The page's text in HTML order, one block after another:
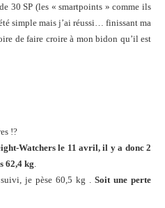
30 SP (les « smartpoints » comme ils
simple mais j’ai réussi… finissant ma
de faire croire à mon bidon qu’il est
!?
Watchers le 11 avril, il y a donc 2
62,4 kg
je pèse 60,5 kg . Soit une perte